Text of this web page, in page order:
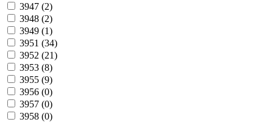
3947 (2)
3948 (2)
3949 (1)
3951 (34)
3952 (21)
3953 (8)
3955 (9)
3956 (0)
3957 (0)
3958 (0)